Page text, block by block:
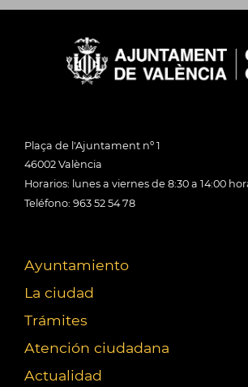
Plaça de l'Ajuntament nº 1
46002 València
Horarios: lunes a viernes de 8:30 a 14:00
Teléfono: 963 52 54 78
Ayuntamiento
La ciudad
Trámites
Atención ciudadana
Actualidad